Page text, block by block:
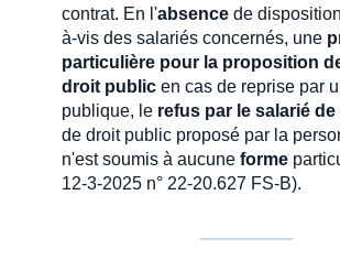
contrat. En l'absence de
à-vis des salariés concernés, une
particulière pour la proposition
droit public en cas de reprise par
publique, le refus par le salarié
de droit public proposé par la
n'est soumis à aucune forme
12-3-2025 n° 22-20.627 FS-B).